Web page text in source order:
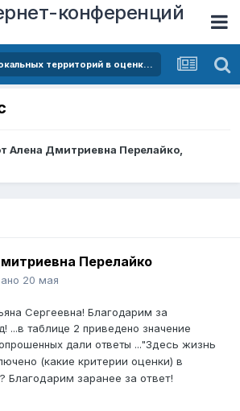
конференций
Привлекательность локальных территорий в оценках населения
Алена Дмитриевна Перелайко,
Перелайко
20 мая
Сергеевна! Благодарим за
...в таблице 2 приведено значение
дали ответы ..."Здесь жизнь
(какие критерии оценки) в
Благодарим заранее за ответ!